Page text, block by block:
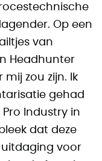
Op een
van
Headhunter
zou zijn. Ik
gehad
Industry in
dat deze
voor